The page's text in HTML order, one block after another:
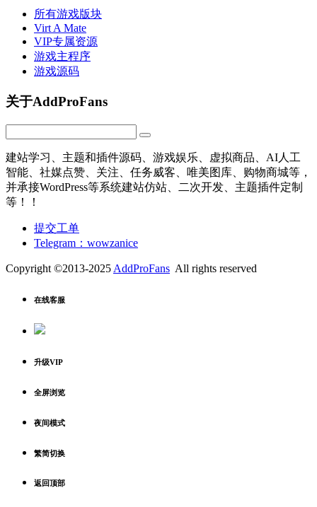
所有游戏版块
Virt A Mate
VIP专属资源
游戏主程序
游戏源码
关于AddProFans
建站学习、主题和插件源码、游戏娱乐、虚拟商品、AI人工
智能、社媒点赞、关注、任务威客、唯美图库、购物商城等，
并承接WordPress等系统建站仿站、二次开发、主题插件定制
等！！
提交工单
Telegram：wowzanice
Copyright ©2013-2025 AddProFans All rights reserved
在线客服
升级VIP
全屏浏览
夜间模式
繁简切换
返回顶部